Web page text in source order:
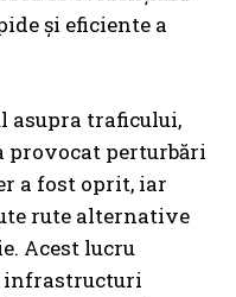
și eficiente a
asupra traficului,
provocat perturbări
a fost oprit, iar
rute alternative
Acest lucru
infrastructuri